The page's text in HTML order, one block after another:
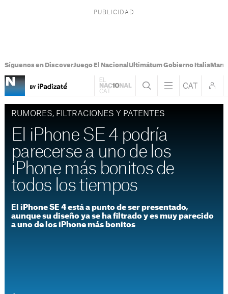
Síguenos en DiscoverJuego El Nacional Ultimátum Gobierno Italia
RUMORES, FILTRACIONES Y PATENTES
El iPhone SE 4 podría
parecerse a uno de los
iPhone más bonitos de
todos los tiempos
El iPhone SE 4 está a punto de ser presentado,
aunque su diseño ya se ha filtrado y es muy parecido
a uno de los iPhone más bonitos